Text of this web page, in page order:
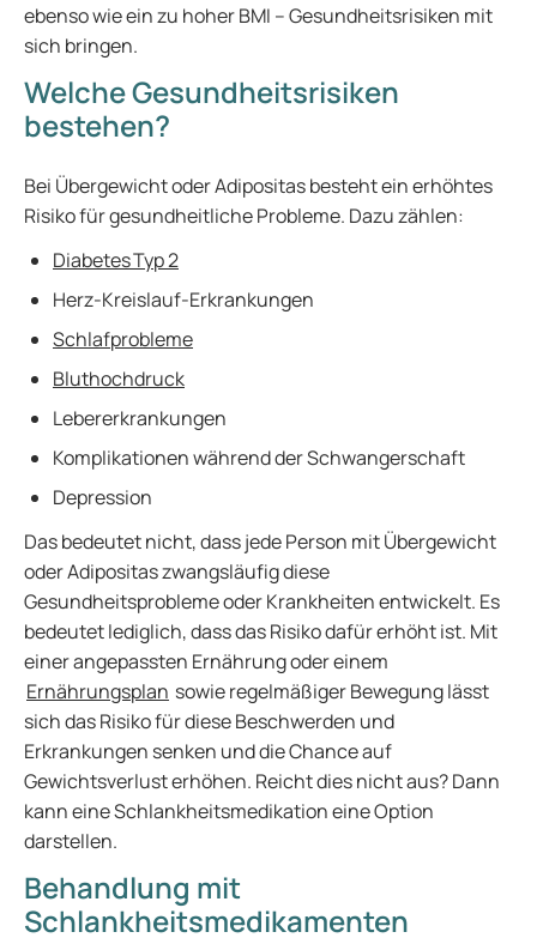
ebenso wie ein zu hoher BMI – Gesundheitsrisiken mit
sich bringen.
Welche Gesundheitsrisiken
bestehen?
Bei Übergewicht oder Adipositas besteht ein erhöhtes
Risiko für gesundheitliche Probleme. Dazu zählen:
Diabetes Typ 2
Herz-Kreislauf-Erkrankungen
Schlafprobleme
Bluthochdruck
Lebererkrankungen
Komplikationen während der Schwangerschaft
Depression
Das bedeutet nicht, dass jede Person mit Übergewicht
oder Adipositas zwangsläufig diese
Gesundheitsprobleme oder Krankheiten entwickelt. Es
bedeutet lediglich, dass das Risiko dafür erhöht ist. Mit
einer angepassten Ernährung oder einem
Ernährungsplan sowie regelmäßiger Bewegung lässt
sich das Risiko für diese Beschwerden und
Erkrankungen senken und die Chance auf
Gewichtsverlust erhöhen. Reicht dies nicht aus? Dann
kann eine Schlankheitsmedikation eine Option
darstellen.
Behandlung mit
Schlankheitsmedikamenten